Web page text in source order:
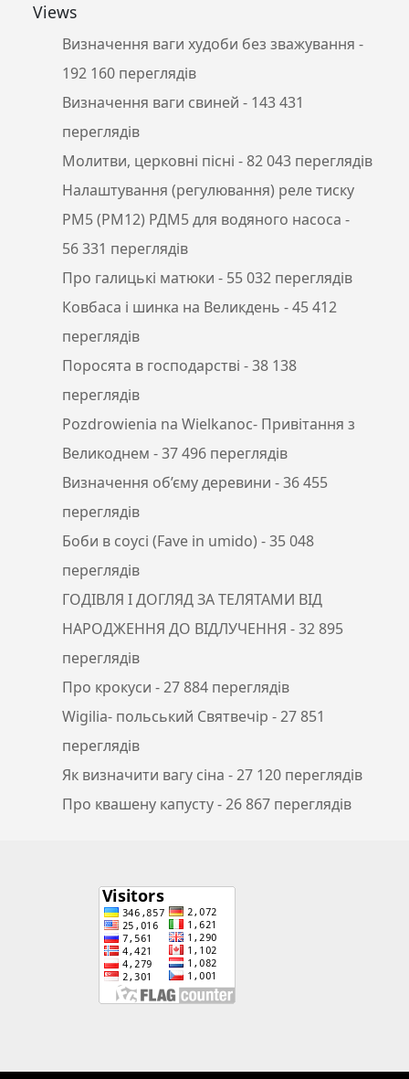
Views
Визначення ваги худоби без зважування -
192 160 переглядів
Визначення ваги свиней - 143 431
переглядів
Молитви, церковні пісні - 82 043 переглядів
Налаштування (регулювання) реле тиску
РМ5 (РМ12) РДМ5 для водяного насоса -
56 331 переглядів
Про галицькі матюки - 55 032 переглядів
Ковбаса і шинка на Великдень - 45 412
переглядів
Поросята в господарстві - 38 138
переглядів
Pozdrowienia na Wielkanoc- Привітання з
Великоднем - 37 496 переглядів
Визначення об’єму деревини - 36 455
переглядів
Боби в соусі (Fave in umido) - 35 048
переглядів
ГОДІВЛЯ І ДОГЛЯД ЗА ТЕЛЯТАМИ ВІД
НАРОДЖЕННЯ ДО ВІДЛУЧЕННЯ - 32 895
переглядів
Про крокуси - 27 884 переглядів
Wigilia- польський Святвечір - 27 851
переглядів
Як визначити вагу сіна - 27 120 переглядів
Про квашену капусту- 26 867 переглядів